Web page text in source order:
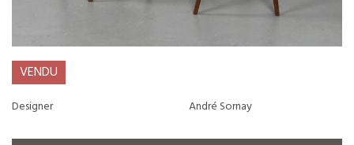
VENDU
Designer André Sornay